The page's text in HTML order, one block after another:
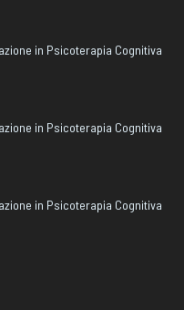
in Psicoterapia Cognitiva
in Psicoterapia Cognitiva
in Psicoterapia Cognitiva